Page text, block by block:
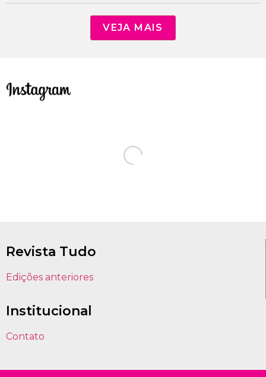
VEJA MAIS
Revista Tudo
Edições anteriores
Institucional
Contato